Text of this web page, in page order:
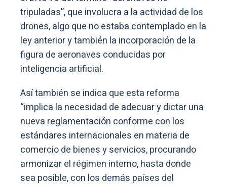
tripuladas”, que involucra a la actividad de los
drones, algo que no estaba contemplado en la
ley anterior y también la incorporación de la
figura de aeronaves conducidas por
inteligencia artificial.
Así también se indica que esta reforma
“implica la necesidad de adecuar y dictar una
nueva reglamentación conforme con los
estándares internacionales en materia de
comercio de bienes y servicios, procurando
armonizar el régimen interno, hasta donde
sea posible, con los demás países del